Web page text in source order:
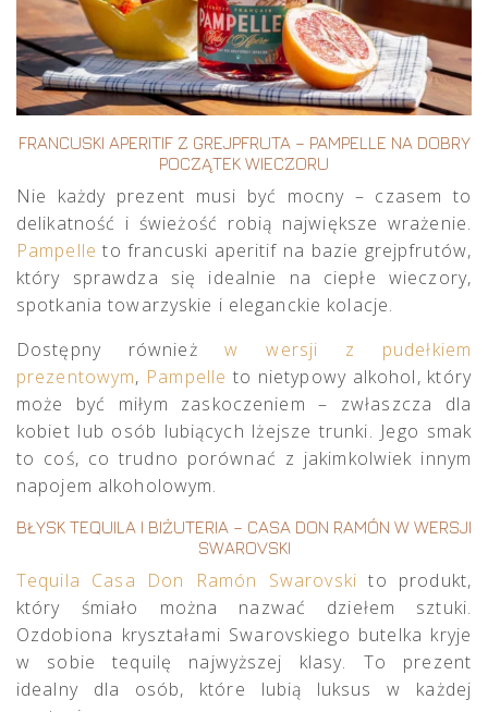
FRANCUSKI APERITIF Z GREJPFRUTA – PAMPELLE NA DOBRY
POCZĄTEK WIECZORU
Nie każdy prezent musi być mocny – czasem to
delikatność i świeżość robią największe wrażenie.
Pampelle to francuski aperitif na bazie grejpfrutów,
który sprawdza się idealnie na ciepłe wieczory,
spotkania towarzyskie i eleganckie kolacje.
Dostępny równieżw wersji z pudełkiem
prezentowym, Pampelle to nietypowy alkohol, który
może być miłym zaskoczeniem – zwłaszcza dla
kobiet lub osób lubiących lżejsze trunki. Jego smak
to coś, co trudno porównać z jakimkolwiek innym
napojem alkoholowym.
BŁYSK TEQUILA I BIŻUTERIA – CASA DON RAMÓN W WERSJI
SWAROVSKI
Tequila Casa Don Ramón Swarovski to produkt,
który śmiało można nazwać dziełem sztuki.
Ozdobiona kryształami Swarovskiego butelka kryje
w sobie tequilę najwyższej klasy. To prezent
idealny dla osób, które lubią luksus w każdej